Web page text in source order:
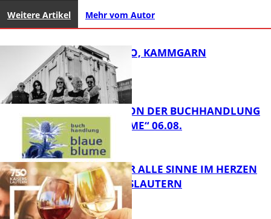
Weitere Artikel Mehr vom Autor
ROSE TATTOO, KAMMGARN
FB Kultur
LESETIPPS VON DER BUCHHANDLUNG
„BLAUE BLUME“ 06.08.
GENÜSSE FÜR ALLE SINNE IM HERZEN
VON KAISERSLAUTERN